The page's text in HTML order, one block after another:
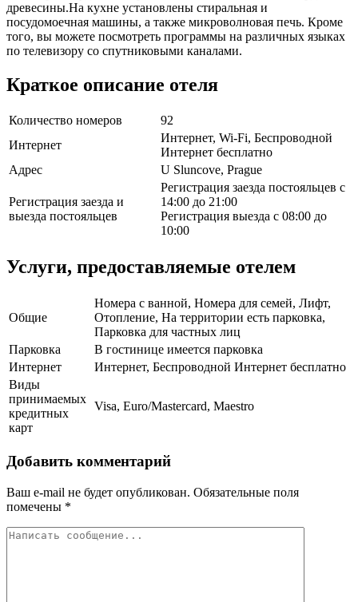
древесины.На кухне установлены стиральная и
посудомоечная машины, а также микроволновая печь. Кроме
того, вы можете посмотреть программы на различных языках
по телевизору со спутниковыми каналами.
Краткое описание отеля
Количество номеров
92
Интернет
Интернет, Wi-Fi, Беспроводной
Интернет бесплатно
Адрес
U Sluncove, Prague
Регистрация заезда и
выезда постояльцев
Регистрация заезда постояльцев с
14:00 до 21:00
Регистрация выезда с 08:00 до
10:00
Услуги, предоставляемые отелем
Общие
Номера с ванной, Номера для семей, Лифт,
Отопление, На территории есть парковка,
Парковка для частных лиц
Парковка
В гостинице имеется парковка
Интернет
Интернет, Беспроводной Интернет бесплатно
Виды
принимаемых
кредитных
карт
Visa, Euro/Mastercard, Maestro
Добавить комментарий
Ваш e-mail не будет опубликован. Обязательные поля
помечены *